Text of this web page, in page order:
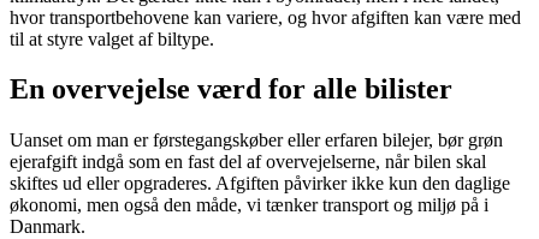
hvor transportbehovene kan variere, og hvor afgiften kan være med
til at styre valget af biltype.
En overvejelse værd for alle bilister
Uanset om man er førstegangskøber eller erfaren bilejer, bør grøn
ejerafgift indgå som en fast del af overvejelserne, når bilen skal
skiftes ud eller opgraderes. Afgiften påvirker ikke kun den daglige
økonomi, men også den måde, vi tænker transport og miljø på i
Danmark.